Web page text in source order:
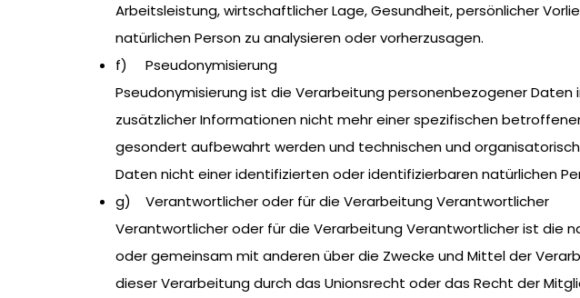
Arbeitsleistung, wirtschaftlicher Lage, Gesundheit, persönlicher
natürlichen Person zu analysieren oder vorherzusagen.
f) Pseudonymisierung
Pseudonymisierung ist die Verarbeitung personenbezogener
zusätzlicher Informationen nicht mehr einer spezifischen
gesondert aufbewahrt werden und technischen und
Daten nicht einer identifizierten oder identifizierbaren natürlichen
g) Verantwortlicher oder für die Verarbeitung Verantwortlicher
Verantwortlicher oder für die Verarbeitung Verantwortlicher ist die
oder gemeinsam mit anderen über die Zwecke und Mittel der
dieser Verarbeitung durch das Unionsrecht oder das Recht der